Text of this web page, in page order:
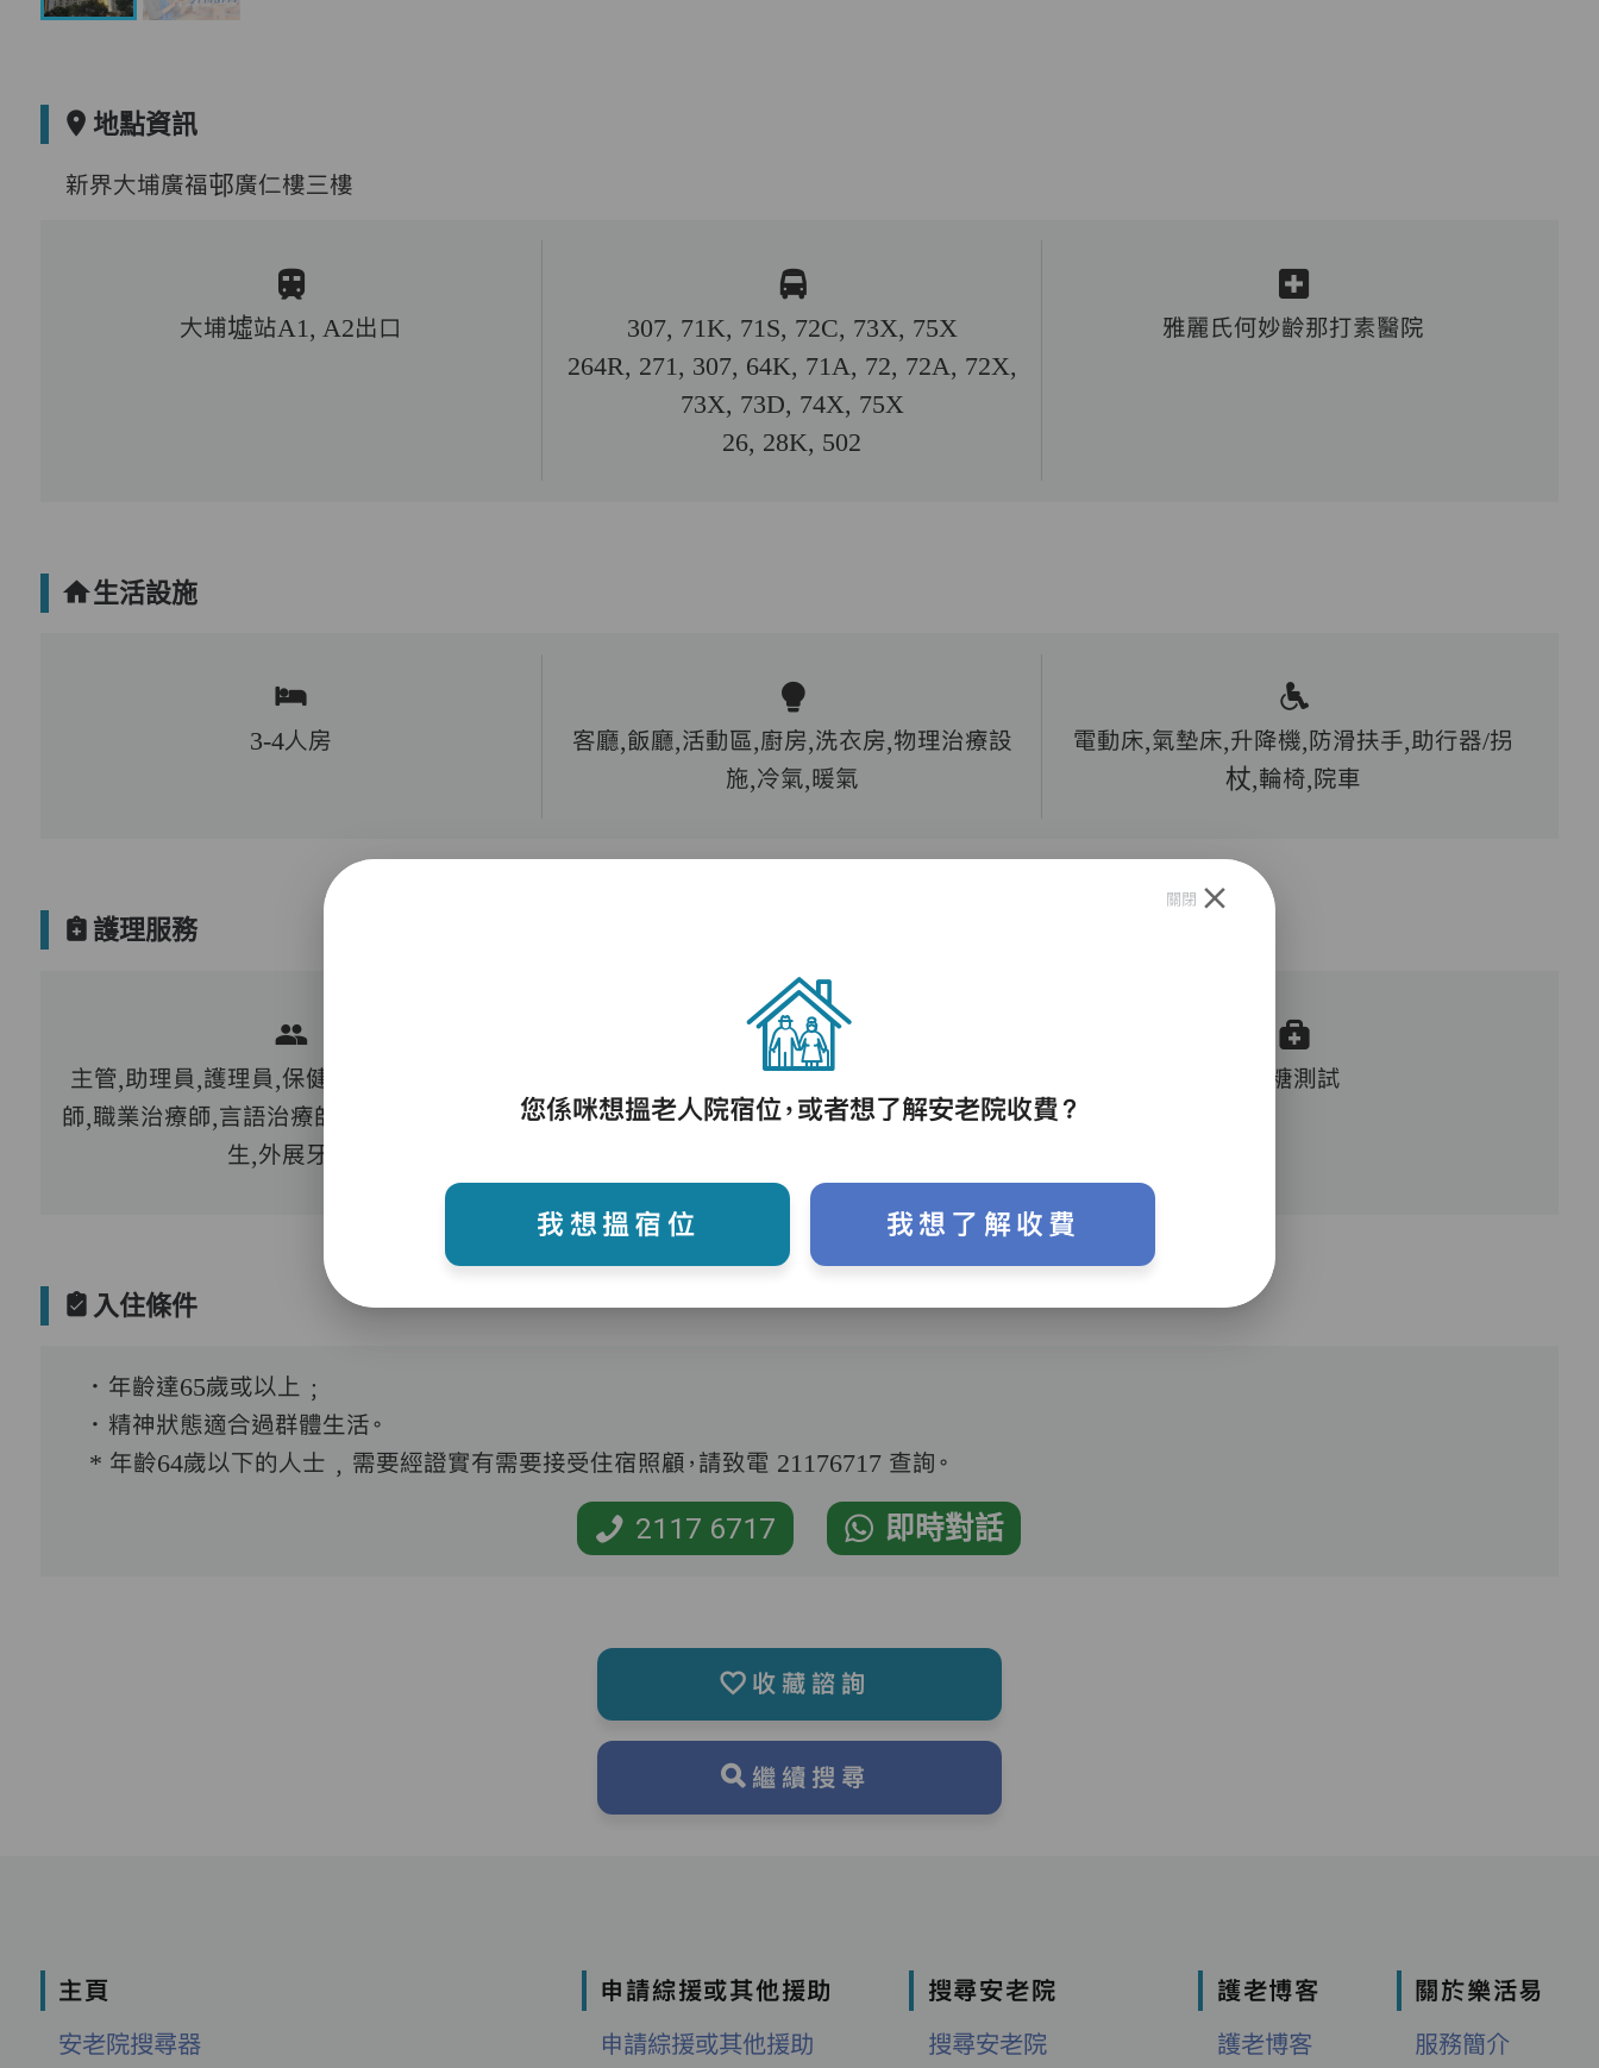
地點資訊
新界大埔廣福邨廣仁樓三樓
大埔墟站A1, A2出口
307, 71K, 71S, 72C, 73X, 75X
264R, 271, 307, 64K, 71A, 72, 72A, 72X,
73X, 73D, 74X, 75X
26, 28K, 502
雅麗氏何妙齡那打素醫院
生活設施
3-4人房
客廳,飯廳,活動區,廚房,洗衣房,物理治療設
施,冷氣,暖氣
電動床,氣墊床,升降機,防滑扶手,助行器/拐
杖,輪椅,院車
護理服務
主管,助理員,護理員,保健員,護士,物理治療
師,職業治療師,言語治療師,註冊社工,到診醫
生,外展牙科
護理評估、執藥、核派藥、量度生命表徵、協
助沐浴、餵飯、換尿片
血糖測試
入住條件
．年齡達65歲或以上﹔
．精神狀態適合過群體生活。
* 年齡64歲以下的人士﹐需要經證實有需要接受住宿照顧，請致電 21176717 查詢。
2117 6717 即時對話
收藏諮詢
繼續搜尋
主頁
安老院搜尋器
申請綜援或其他援助
申請綜援或其他援助
搜尋安老院
搜尋安老院
護老博客
護老博客
關於樂活易
服務簡介
關閉
您係咪想搵老人院宿位，或者想了解安老院收費？
我想搵宿位 我想了解收費